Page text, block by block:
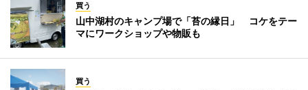
買う
山中湖村のキャンプ場で「苔の縁日」 コケをテー
マにワークショップや物販も
買う